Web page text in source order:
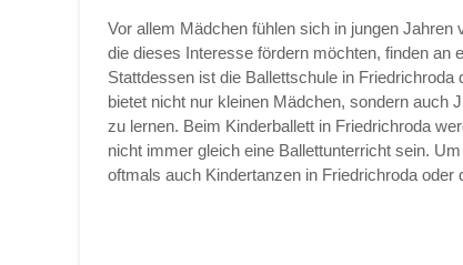
Mittwoch
Vor allem Mädchen fühlen sich in jungen
die dieses Interesse fördern möchten, finden an
Stattdessen ist die Ballettschule in
bietet nicht nur kleinen Mädchen, sondern auch
zu lernen. Beim Kinderballett in Friedrichroda
nicht immer gleich eine Ballettunterricht sein.
oftmals auch Kindertanzen in Friedrichroda oder